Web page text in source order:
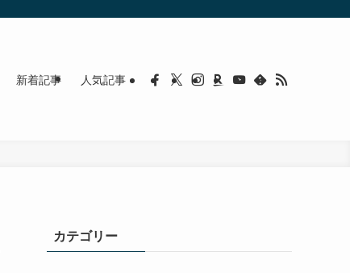
新着記事 人気記事
カテゴリー